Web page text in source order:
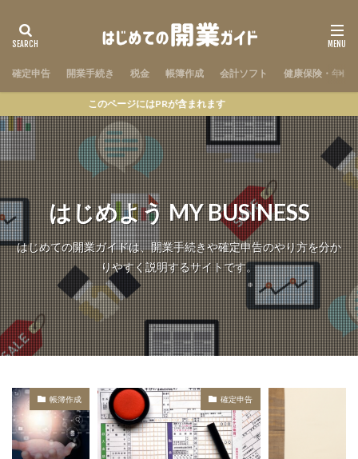
確定申告 開業手続き 税金 帳簿作成 会計ソフト 健康保険・年金
このページにはPRが含まれます
はじめよう MY BUSINESS
はじめての開業ガイドは、開業手続きや確定申告のやり方を分か
りやすく説明するサイトです。
帳簿作成 確定申告